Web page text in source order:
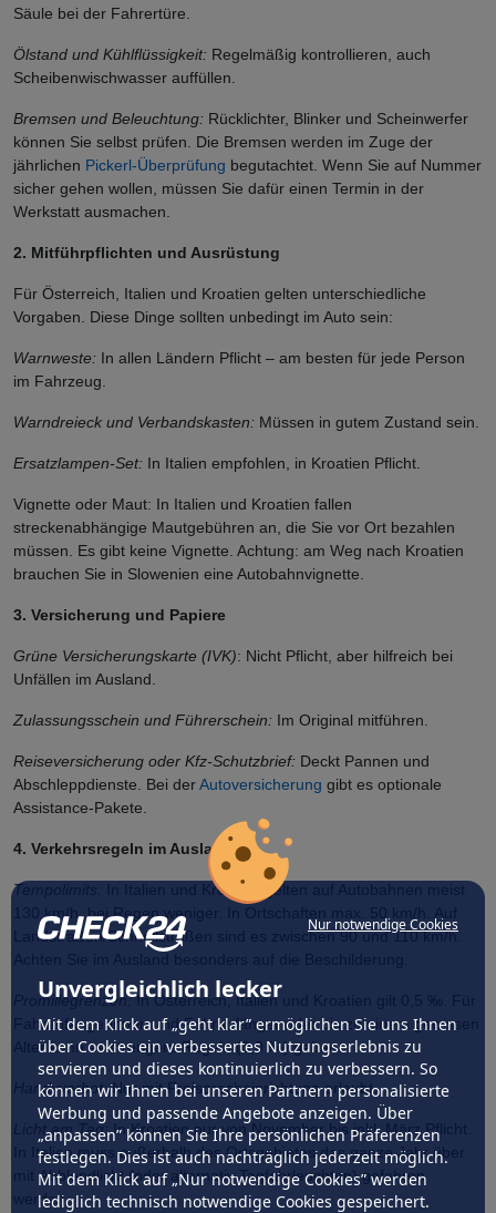
Nur notwendige Cookies
Unvergleichlich lecker
Mit dem Klick auf „geht klar” ermöglichen Sie uns Ihnen
über Cookies ein verbessertes Nutzungserlebnis zu
servieren und dieses kontinuierlich zu verbessern. So
können wir Ihnen bei unseren Partnern personalisierte
Werbung und passende Angebote anzeigen. Über
„anpassen” können Sie Ihre persönlichen Präferenzen
festlegen. Dies ist auch nachträglich jederzeit möglich.
Mit dem Klick auf „Nur notwendige Cookies” werden
lediglich technisch notwendige Cookies gespeichert.
Säule bei der Fahrertüre.
Ölstand und Kühlflüssigkeit: Regelmäßig kontrollieren, auch
Scheibenwischwasser auffüllen.
Bremsen und Beleuchtung: Rücklichter, Blinker und Scheinwerfer
können Sie selbst prüfen. Die Bremsen werden im Zuge der
jährlichen Pickerl-Überprüfung begutachtet. Wenn Sie auf Nummer
sicher gehen wollen, müssen Sie dafür einen Termin in der
Werkstatt ausmachen.
2. Mitführpflichten und Ausrüstung
Für Österreich, Italien und Kroatien gelten unterschiedliche
Vorgaben. Diese Dinge sollten unbedingt im Auto sein:
Warnweste: In allen Ländern Pflicht – am besten für jede Person
im Fahrzeug.
Warndreieck und Verbandskasten: Müssen in gutem Zustand sein.
Ersatzlampen-Set: In Italien empfohlen, in Kroatien Pflicht.
Vignette oder Maut: In Italien und Kroatien fallen
streckenabhängige Mautgebühren an, die Sie vor Ort bezahlen
müssen. Es gibt keine Vignette. Achtung: am Weg nach Kroatien
brauchen Sie in Slowenien eine Autobahnvignette.
3. Versicherung und Papiere
Grüne Versicherungskarte (IVK): Nicht Pflicht, aber hilfreich bei
Unfällen im Ausland.
Zulassungsschein und Führerschein: Im Original mitführen.
Reiseversicherung oder Kfz-Schutzbrief: Deckt Pannen und
Abschleppdienste. Bei derAutoversicherung gibt es optionale
Assistance-Pakete.
4. Verkehrsregeln im Ausland
Tempolimits:
In Italien und Kroatien gelten auf Autobahnen meist
130 km/h, bei Regen weniger. In Ortschaften max. 50 km/h. Auf
Landstraßen/Schnellstraßen sind es zwischen 90 und 110 km/h.
Promillegrenzen:In Österreich, Italien und Kroatien gilt 0,5 ‰. Für
Fahranfängerinnen und Fahranfänger oder bis zu einem gewissen
Alter kann es strengere Regeln (0,0 ‰) geben.
Handyverbot:Nur mit Freisprecheinrichtung erlaubt.
Licht am Tag:In Kroatien nur von November bis inkl. März Pflicht.
In Italien muss außerhalb des Ortsgebietes das ganze Jahr über
Abblendlicht (oder alternativ Tagfahrleuchten) gefahren
werden.